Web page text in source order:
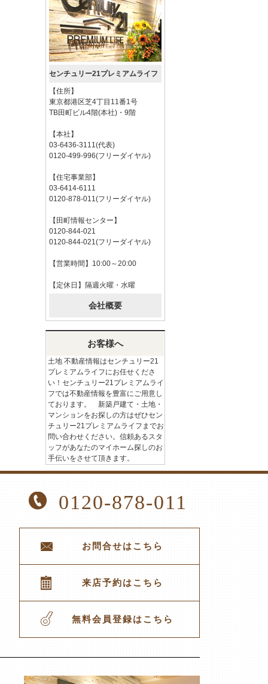
センチュリー21プレミアムライフ
【住所】
東京都港区芝4丁目11番1号
TB田町ビル4階(本社)・9階
【本社】
03-6436-3111(代表)
0120-499-996(フリーダイヤル)
【住宅事業部】
03-6414-6111
0120-878-011(フリーダイヤル)
【田町情報センター】
0120-844-021
0120-844-021(フリーダイヤル)
【営業時間】10:00～20:00
【定休日】隔週火曜・水曜
会社概要
お客様へ
土地 不動産情報はセンチュリー21
プレミアムライフにお任せくださ
い！センチュリー21プレミアムライ
フでは不動産情報を豊富にご用意し
ております。 新築戸建て・土地・
マンションをお探しの方はぜひセン
チュリー21プレミアムライフまでお
問い合わせください。信頼あるスタ
ッフがあなたのマイホーム探しのお
手伝いをさせて頂きます。
0120-878-011
お問合せはこちら
来店予約はこちら
無料会員登録はこちら